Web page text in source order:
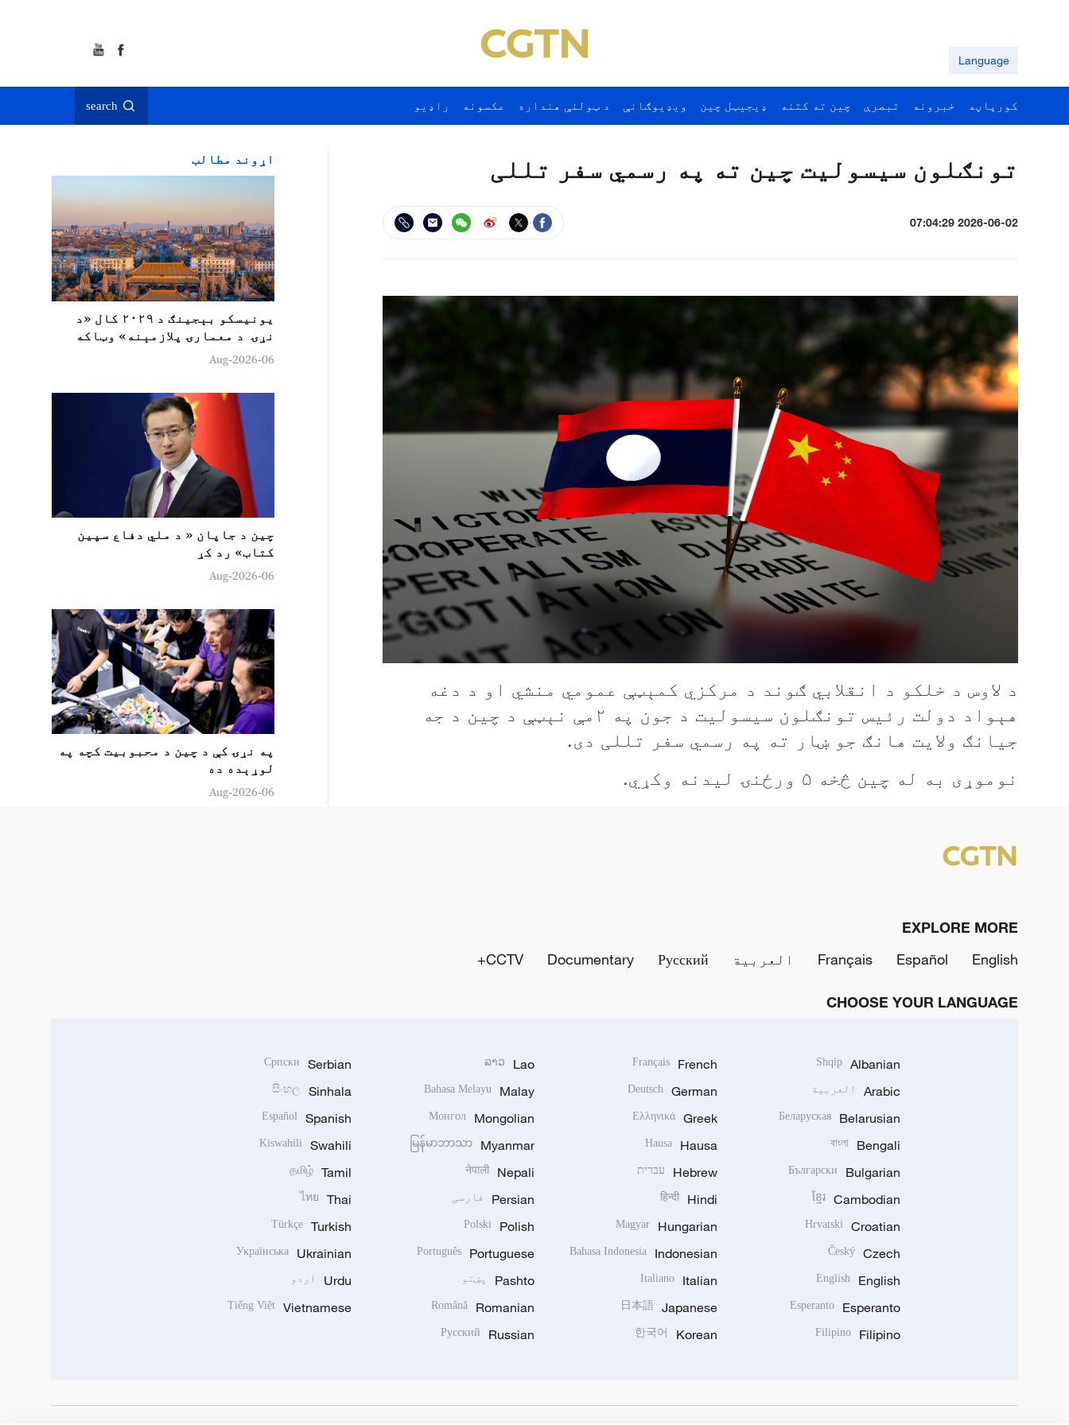
Language
کورپاڼه خبرونه تبصرې چين ته کتنه ډيجيټل چين ويډيوګانې د ټولنې هنداره عکسونه راډيو search
تونګلون سیسولیت چین ته په رسمي سفر تللی
2026-06-02 07:04:29
د لاوس د خلکو د انقلابي ګوند د مرکزي کمېټې عمومي منشي او د دغه
هېواد دولت رئیس تونګلون سیسولیت د جون په ۲مې نېټې د چین د جه
جیانګ ولایت هانګ جو ښار ته په رسمي سفر تللی دی.
نوموړی به له چين څخه ۵ ورځنۍ لیدنه وکړي.
اړوند مطالب
یونیسکو بېجینګ د ۲۰۲۹ کال «د
نړۍ د معمارۍ پلازمېنه» وټاکه
06-Aug-2026
چين د جاپان « د ملي دفاع سپين
کتاب» رد کړ
06-Aug-2026
په نړۍ کې د چين د محبوبیت کچه په
لوړېده ده
06-Aug-2026
EXPLORE MORE
English
Español
Français العربية Русский
Documentary
CCTV+
CHOOSE YOUR LANGUAGE
Albanian
Shqip
Arabic العربية
Belarusian
Беларуская
Bengali
বাংলা
Bulgarian
Български
Cambodian
ខ្មែរ
Croatian
Hrvatski
Czech
Český
English
English
Esperanto
Esperanto
Filipino
Filipino
French
Français
German
Deutsch
Greek
Ελληνικά
Hausa
Hausa
Hebrew עברית
Hindi
हिन्दी
Hungarian
Magyar
Indonesian
Bahasa Indonesia
Italian
Italiano
Japanese
日本語
Korean
한국어
Lao
ລາວ
Malay
Bahasa Melayu
Mongolian
Монгол
Myanmar
မြန်မာဘာသာ
Nepali
नेपाली
Persian فارسی
Polish
Polski
Portuguese
Português
Pashto پښتو
Romanian
Română
Russian
Русский
Serbian
Српски
Sinhala
සිංහල
Spanish
Español
Swahili
Kiswahili
Tamil
தமிழ்
Thai
ไทย
Turkish
Türkçe
Ukrainian
Українська
Urdu اردو
Vietnamese
Tiếng Việt